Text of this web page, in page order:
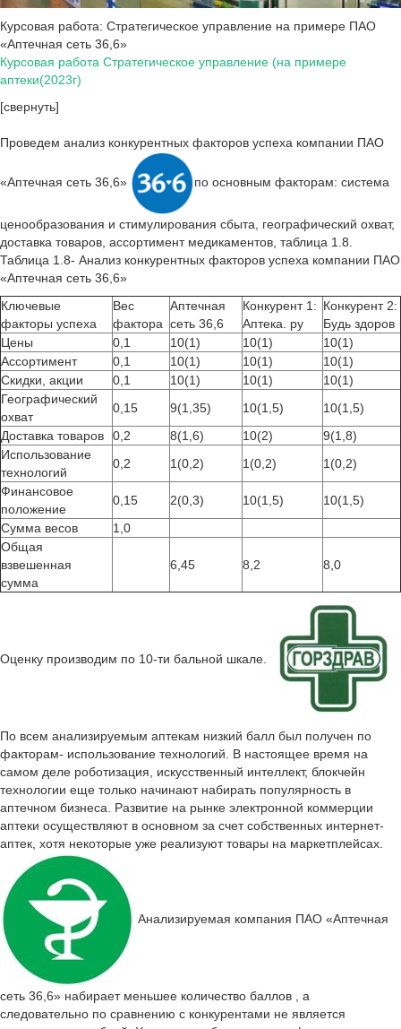
Курсовая работа: Стратегическое управление на примере ПАО
«Аптечная сеть 36,6»
Курсовая работа Стратегическое управление (на примере
аптеки(2023г)
[свернуть]
Проведем анализ конкурентных факторов успеха компании ПАО
«Аптечная сеть 36,6» по основным факторам: система
ценообразования и стимулирования сбыта, географический охват,
доставка товаров, ассортимент медикаментов, таблица 1.8.
Таблица 1.8- Анализ конкурентных факторов успеха компании ПАО
«Аптечная сеть 36,6»
Ключевые
факторы успеха
Вес
фактора
Аптечная
сеть 36,6
Конкурент 1:
Аптека. ру
Конкурент 2:
Будь здоров
Цены
0,1 10(1) 10(1)
10(1)
Ассортимент
0,1 10(1) 10(1)
10(1)
Скидки, акции
0,1 10(1) 10(1)
10(1)
Географический
охват
0,15 9(1,35) 10(1,5)
10(1,5)
Доставка товаров
0,2 8(1,6) 10(2)
9(1,8)
Использование
технологий
0,2 1(0,2) 1(0,2)
1(0,2)
Финансовое
положение
0,15 2(0,3) 10(1,5)
10(1,5)
Сумма весов
1,0
Общая
взвешенная
сумма
6,45 8,2 8,0
Оценку производим по 10-ти бальной шкале.
По всем анализируемым аптекам низкий балл был получен по
факторам- использование технологий. В настоящее время на
самом деле роботизация, искусственный интеллект, блокчейн
технологии еще только начинают набирать популярность в
аптечном бизнеса. Развитие на рынке электронной коммерции
аптеки осуществляют в основном за счет собственных интернет-
аптек, хотя некоторые уже реализуют товары на маркетплейсах.
Анализируемая компания ПАО «Аптечная
сеть 36,6» набирает меньшее количество баллов , а
следовательно по сравнению с конкурентами не является